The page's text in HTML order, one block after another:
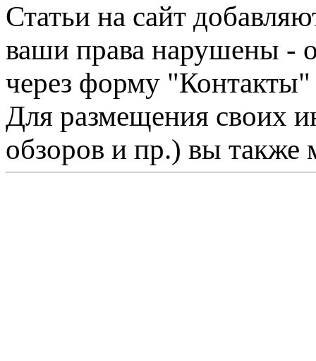
Статьи на сайт
ваши права нарушены -
через форму "Контакты"
Для размещения своих
обзоров и пр.) вы также